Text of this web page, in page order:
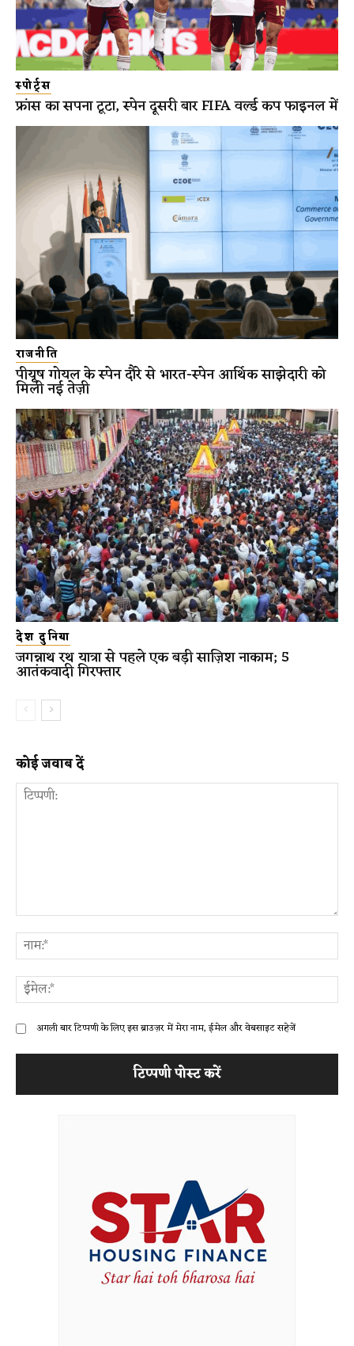
स्पोर्ट्स
फ्रांस का सपना टूटा, स्पेन दूसरी बार FIFA वर्ल्ड कप फाइनल में
राजनीति
पीयूष गोयल के स्पेन दौरे से भारत-स्पेन आर्थिक साझेदारी को
मिली नई तेज़ी
देश दुनिया
जगन्नाथ रथ यात्रा से पहले एक बड़ी साज़िश नाकाम; 5
आतंकवादी गिरफ्तार
कोई जवाब दें
अगली बार टिप्पणी के लिए इस ब्राउज़र में मेरा नाम, ईमेल और वेबसाइट सहेजें